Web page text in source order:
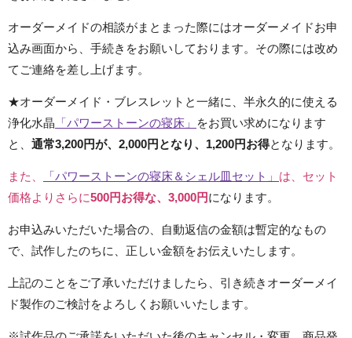
オーダーメイドの相談がまとまった際にはオーダーメイドお申
込み画面から、手続きをお願いしております。その際には改め
てご連絡を差し上げます。
★オーダーメイド・ブレスレットと一緒に、半永久的に使える
浄化水晶 「パワーストーンの寝床」
をお買い求めになります
と、 通常3,200円が、2,000円となり、1,200円お得となります。
また、 「パワーストーンの寝床＆シェル皿セット」 は、セット
価格よりさらに500円お得な、3,000円になります。
お申込みいただいた場合の、自動返信の金額は暫定的なもの
で、試作したのちに、正しい金額をお伝えいたします。
上記のことをご了承いただけましたら、引き続きオーダーメイ
ド製作のご検討をよろしくお願いいたします。